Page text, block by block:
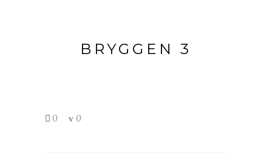
BRYGGEN 3
0 0